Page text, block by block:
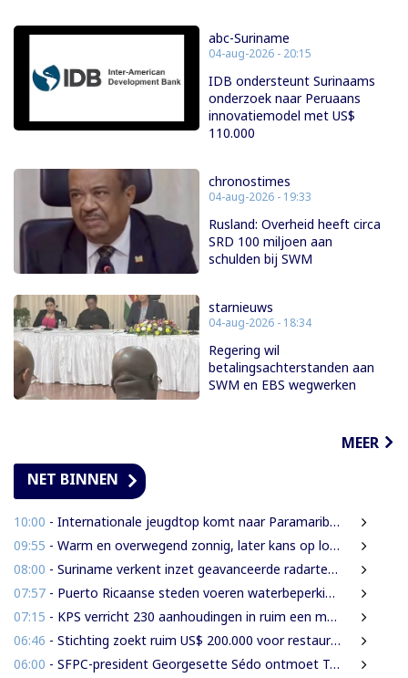
abc-Suriname
04-aug-2026 - 20:15
IDB ondersteunt Surinaams
onderzoek naar Peruaans
innovatiemodel met US$
110.000
chronostimes
04-aug-2026 - 19:33
Rusland: Overheid heeft circa
SRD 100 miljoen aan
schulden bij SWM
starnieuws
04-aug-2026 - 18:34
Regering wil
betalingsachterstanden aan
SWM en EBS wegwerken
MEER
NET BINNEN
10:00 - Internationale jeugdtop komt naar Paramaribo voor BAITALI COTECC U14 Tennis Cup
09:55 - Warm en overwegend zonnig, later kans op lokale onweersbuien
08:00 - Suriname verkent inzet geavanceerde radartechnologie uit Brazilië tegen grenscriminaliteit
07:57 - Puerto Ricaanse steden voeren waterbeperkingen in tijdens recorddroogte
07:15 - KPS verricht 230 aanhoudingen in ruim een maand
06:46 - Stichting zoekt ruim US$ 200.000 voor restauratie woning Nola Hatterman
06:00 - SFPC-president Georgesette Sédo ontmoet Turkse president Erdoğan